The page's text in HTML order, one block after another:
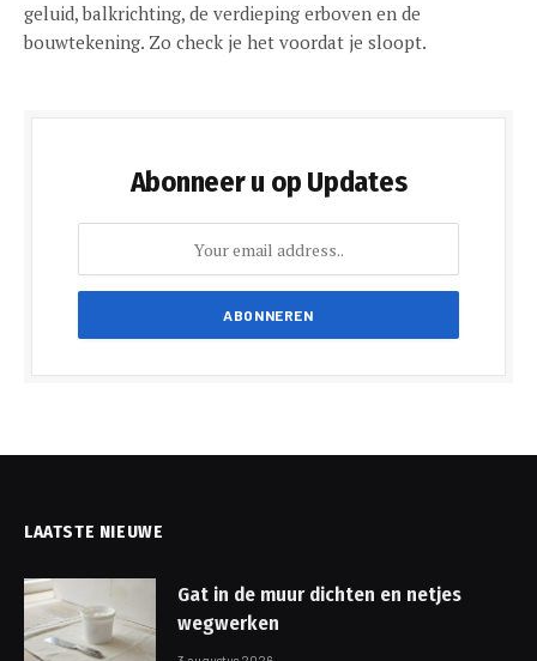
geluid, balkrichting, de verdieping erboven en de
bouwtekening. Zo check je het voordat je sloopt.
Abonneer u op Updates
LAATSTE NIEUWE
Gat in de muur dichten en netjes
wegwerken